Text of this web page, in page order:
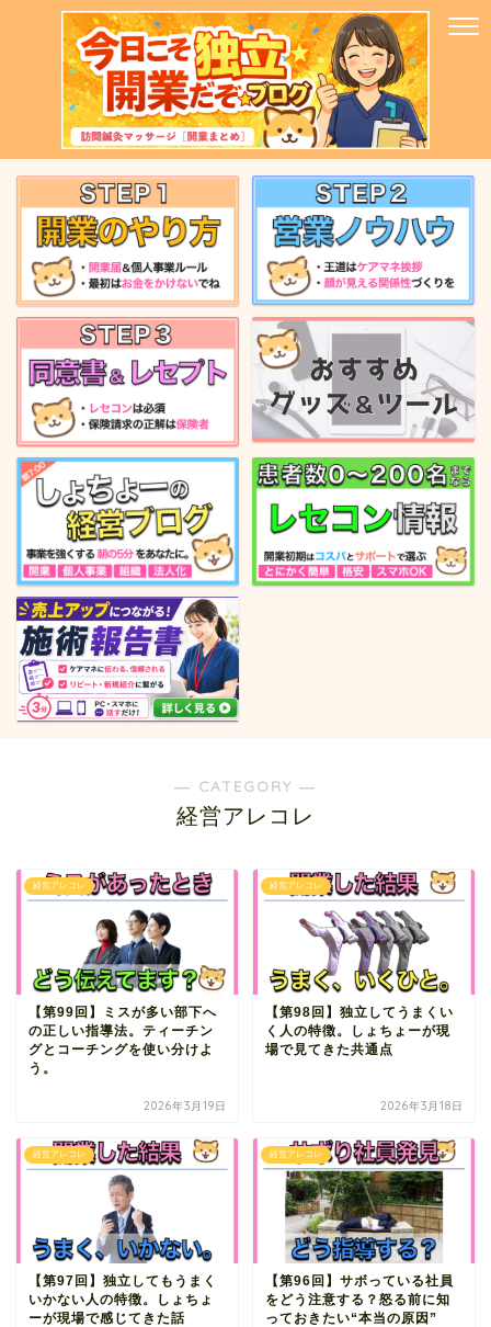
― CATEGORY ―
経営アレコレ
経営アレコレ
【第99回】ミスが多い部下へ
の正しい指導法。ティーチン
グとコーチングを使い分けよ
う。
2026年3月19日
経営アレコレ
【第98回】独立してうまくい
く人の特徴。しょちょーが現
場で見てきた共通点
2026年3月18日
経営アレコレ
【第97回】独立してもうまく
いかない人の特徴。しょちょ
ーが現場で感じてきた話
経営アレコレ
【第96回】サボっている社員
をどう注意する？怒る前に知
っておきたい“本当の原因”